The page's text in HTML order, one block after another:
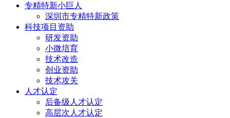
专精特新小巨人
深圳市专精特新政策
科技项目资助
研发资助
小微培育
技术改造
创业资助
技术攻关
人才认定
后备级人才认定
高层次人才认定